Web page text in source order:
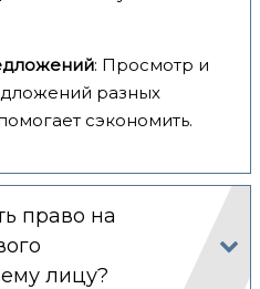
: Просмотр и
разных
сэкономить.
право на
лицу?